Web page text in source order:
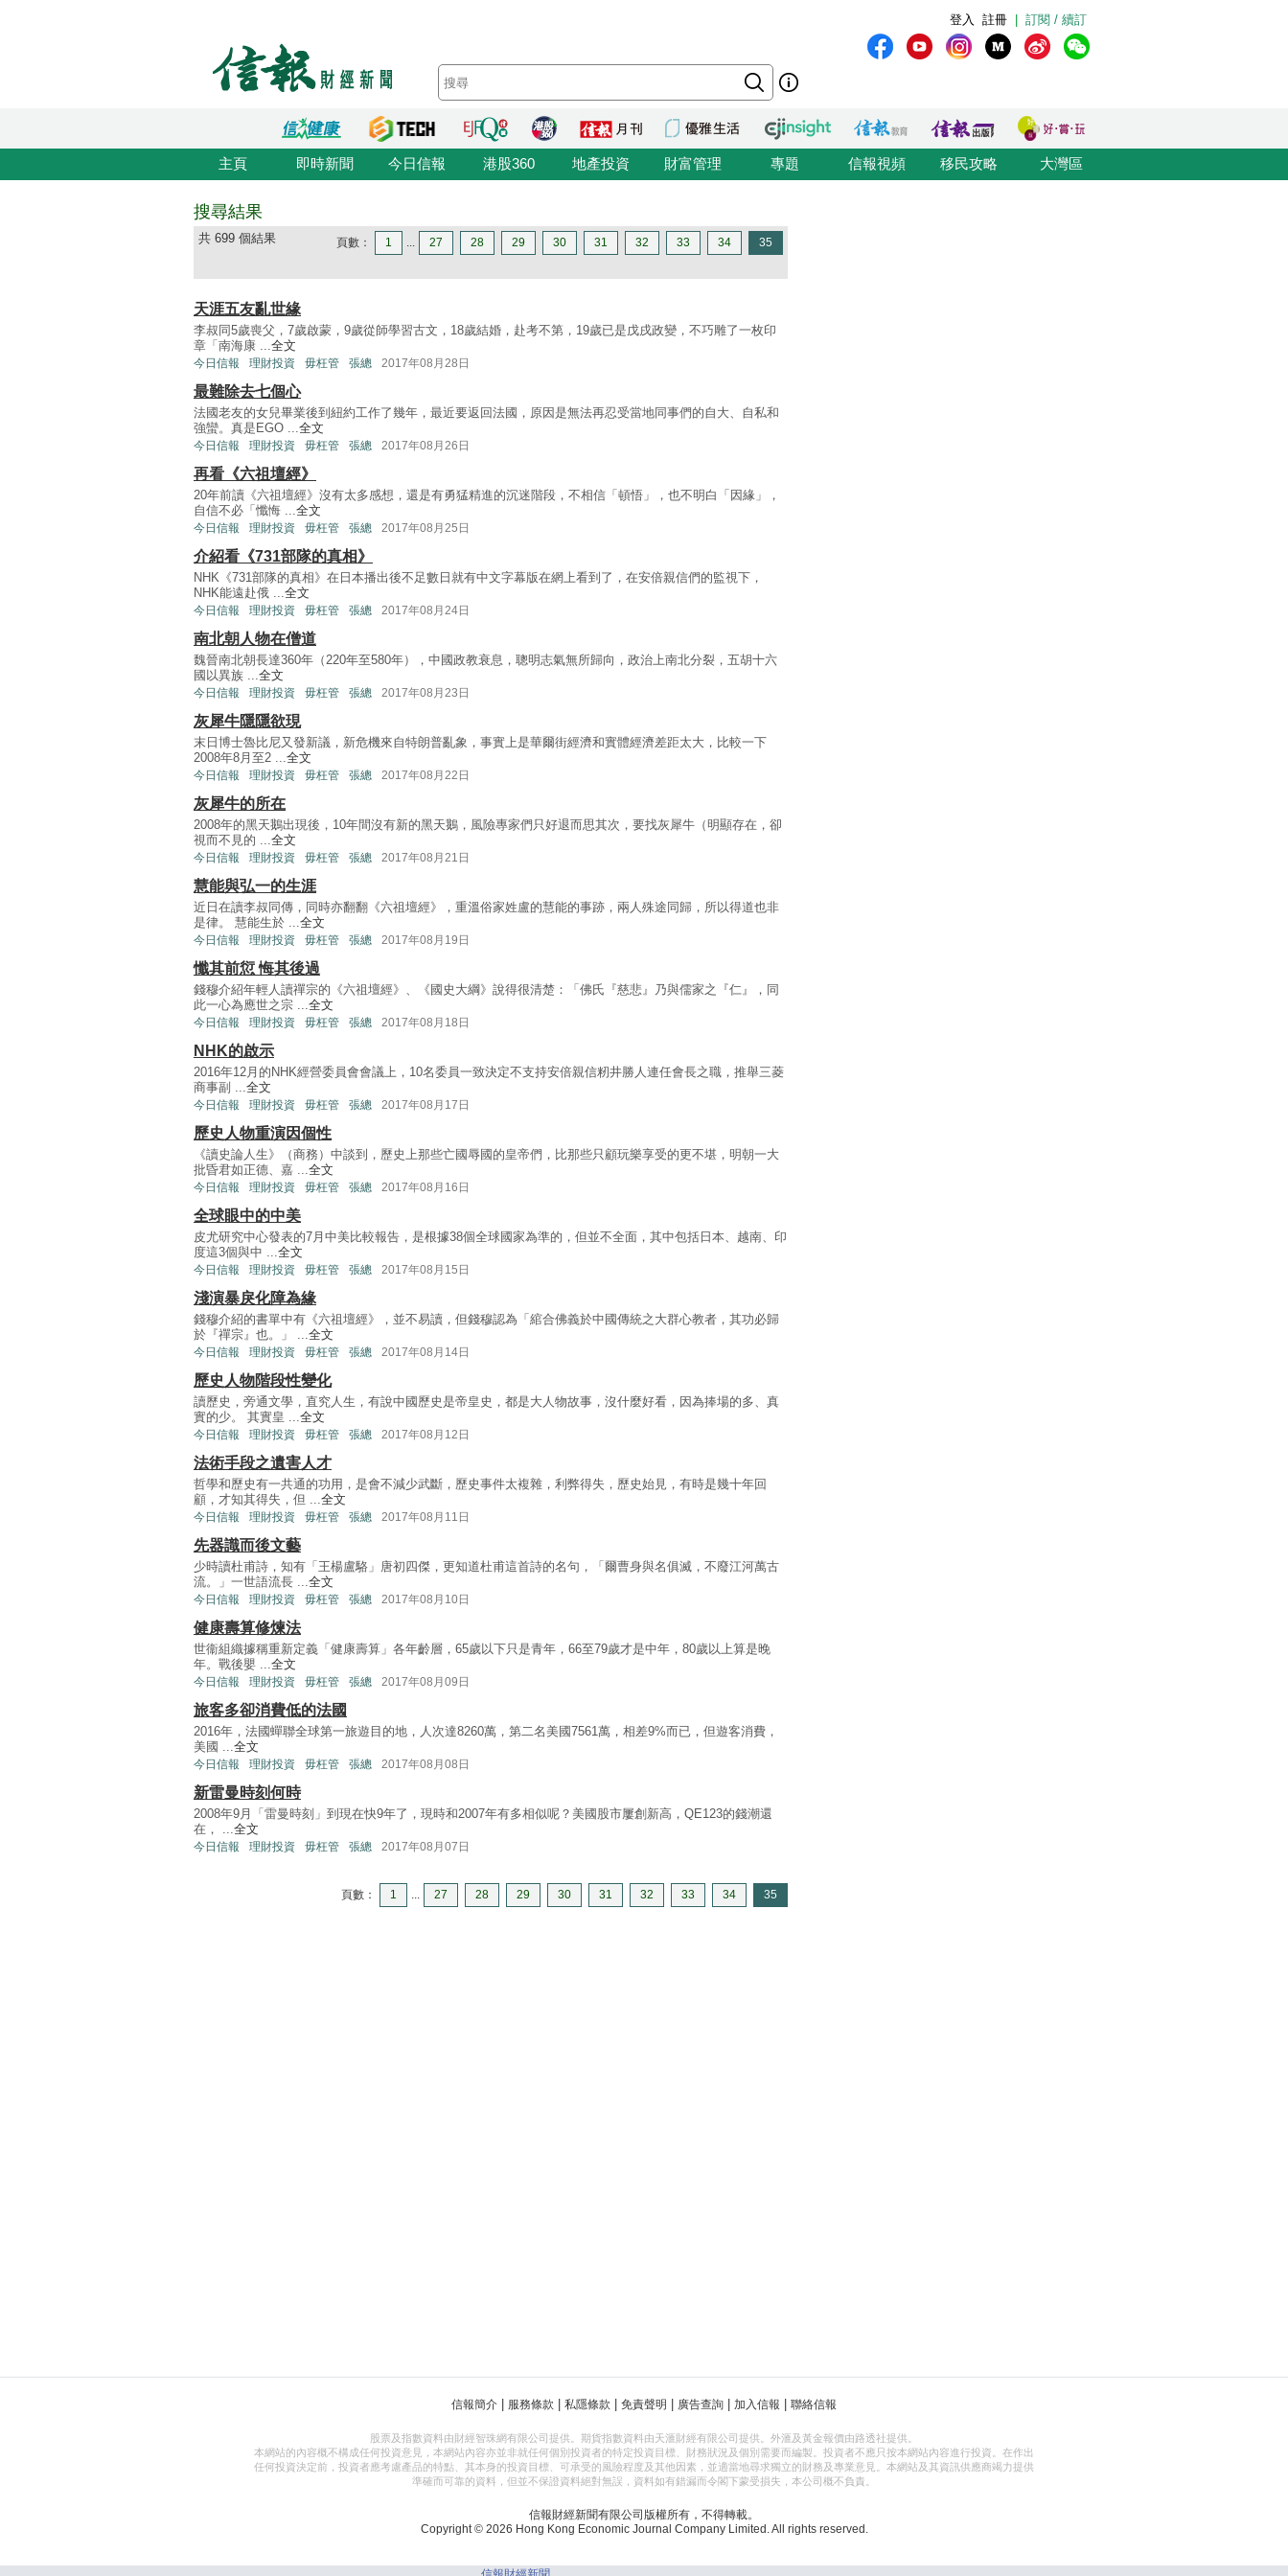
訂閱 / 續訂
註冊
登入
主頁 即時新聞 今日信報 港股360 地產投資 財富管理 專題 信報視頻 移民攻略 大灣區
搜尋結果
共 699 個結果 頁數： 1 ... 27 28 29 30 31 32 33 34 35
天涯五友亂世緣
李叔同5歲喪父，7歲啟蒙，9歲從師學習古文，18歲結婚，赴考不第，19歲已是戊戌政變，不巧雕了一枚印
章「南海康 ...全文
今日信報 理財投資 毋枉管 張總 2017年08月28日
最難除去七個心
法國老友的女兒畢業後到紐約工作了幾年，最近要返回法國，原因是無法再忍受當地同事們的自大、自私和
強蠻。真是EGO ...全文
今日信報 理財投資 毋枉管 張總 2017年08月26日
再看《六祖壇經》
20年前讀《六祖壇經》沒有太多感想，還是有勇猛精進的沉迷階段，不相信「頓悟」，也不明白「因緣」，
自信不必「懺悔 ...全文
今日信報 理財投資 毋枉管 張總 2017年08月25日
介紹看《731部隊的真相》
NHK《731部隊的真相》在日本播出後不足數日就有中文字幕版在網上看到了，在安倍親信們的監視下，
NHK能遠赴俄 ...全文
今日信報 理財投資 毋枉管 張總 2017年08月24日
南北朝人物在僧道
魏晉南北朝長達360年（220年至580年），中國政教衰息，聰明志氣無所歸向，政治上南北分裂，五胡十六
國以異族 ...全文
今日信報 理財投資 毋枉管 張總 2017年08月23日
灰犀牛隱隱欲現
末日博士魯比尼又發新議，新危機來自特朗普亂象，事實上是華爾街經濟和實體經濟差距太大，比較一下
2008年8月至2 ...全文
今日信報 理財投資 毋枉管 張總 2017年08月22日
灰犀牛的所在
2008年的黑天鵝出現後，10年間沒有新的黑天鵝，風險專家們只好退而思其次，要找灰犀牛（明顯存在，卻
視而不見的 ...全文
今日信報 理財投資 毋枉管 張總 2017年08月21日
慧能與弘一的生涯
近日在讀李叔同傳，同時亦翻翻《六祖壇經》，重溫俗家姓盧的慧能的事跡，兩人殊途同歸，所以得道也非
是律。 慧能生於 ...全文
今日信報 理財投資 毋枉管 張總 2017年08月19日
懺其前愆 悔其後過
錢穆介紹年輕人讀禪宗的《六祖壇經》、《國史大綱》說得很清楚：「佛氏『慈悲』乃與儒家之『仁』，同
此一心為應世之宗 ...全文
今日信報 理財投資 毋枉管 張總 2017年08月18日
NHK的啟示
2016年12月的NHK經營委員會會議上，10名委員一致決定不支持安倍親信籾井勝人連任會長之職，推舉三菱
商事副 ...全文
今日信報 理財投資 毋枉管 張總 2017年08月17日
歷史人物重演因個性
《讀史論人生》（商務）中談到，歷史上那些亡國辱國的皇帝們，比那些只顧玩樂享受的更不堪，明朝一大
批昏君如正德、嘉 ...全文
今日信報 理財投資 毋枉管 張總 2017年08月16日
全球眼中的中美
皮尤研究中心發表的7月中美比較報告，是根據38個全球國家為準的，但並不全面，其中包括日本、越南、印
度這3個與中 ...全文
今日信報 理財投資 毋枉管 張總 2017年08月15日
淺演暴戾化障為緣
錢穆介紹的書單中有《六祖壇經》，並不易讀，但錢穆認為「綰合佛義於中國傳統之大群心教者，其功必歸
於『禪宗』也。」 ...全文
今日信報 理財投資 毋枉管 張總 2017年08月14日
歷史人物階段性變化
讀歷史，旁通文學，直究人生，有說中國歷史是帝皇史，都是大人物故事，沒什麼好看，因為捧場的多、真
實的少。 其實皇 ...全文
今日信報 理財投資 毋枉管 張總 2017年08月12日
法術手段之遺害人才
哲學和歷史有一共通的功用，是會不減少武斷，歷史事件太複雜，利弊得失，歷史始見，有時是幾十年回
顧，才知其得失，但 ...全文
今日信報 理財投資 毋枉管 張總 2017年08月11日
先器識而後文藝
少時讀杜甫詩，知有「王楊盧駱」唐初四傑，更知道杜甫這首詩的名句，「爾曹身與名俱滅，不廢江河萬古
流。」一世語流長 ...全文
今日信報 理財投資 毋枉管 張總 2017年08月10日
健康壽算修煉法
世衞組織據稱重新定義「健康壽算」各年齡層，65歲以下只是青年，66至79歲才是中年，80歲以上算是晚
年。戰後嬰 ...全文
今日信報 理財投資 毋枉管 張總 2017年08月09日
旅客多卻消費低的法國
2016年，法國蟬聯全球第一旅遊目的地，人次達8260萬，第二名美國7561萬，相差9%而已，但遊客消費，
美國 ...全文
今日信報 理財投資 毋枉管 張總 2017年08月08日
新雷曼時刻何時
2008年9月「雷曼時刻」到現在快9年了，現時和2007年有多相似呢？美國股市屢創新高，QE123的錢潮還
在， ...全文
今日信報 理財投資 毋枉管 張總 2017年08月07日
頁數： 1 ... 27 28 29 30 31 32 33 34 35
信報簡介 服務條款 私隱條款 免責聲明 廣告查詢 加入信報 聯絡信報
股票及指數資料由財經智珠網有限公司提供。期貨指數資料由天滙財經有限公司提供。外滙及黃金報價由路透社提供。
本網站的內容概不構成任何投資意見，本網站內容亦並非就任何個別投資者的特定投資目標、財務狀況及個別需要而編製。投資者不應只按本網站內容進行投資。在作出
任何投資決定前，投資者應考慮產品的特點、其本身的投資目標、可承受的風險程度及其他因素，並適當地尋求獨立的財務及專業意見。本網站及其資訊供應商竭力提供
準確而可靠的資料，但並不保證資料絕對無誤，資料如有錯漏而令閣下蒙受損失，本公司概不負責。
信報財經新聞有限公司版權所有，不得轉載。
Copyright © 2026 Hong Kong Economic Journal Company Limited. All rights reserved.